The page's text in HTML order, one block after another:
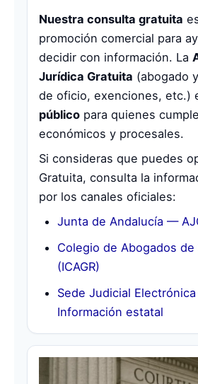
Nuestra consulta gratuita
promoción comercial para
decidir con información. La
Jurídica Gratuita (abogado
de oficio, exenciones, etc.)
público para quienes
económicos y procesales.
Si consideras que puedes
Gratuita, consulta la
por los canales oficiales:
Junta de Andalucía —
Colegio de Abogados de
(ICAGR)
Sede Judicial
Información estatal